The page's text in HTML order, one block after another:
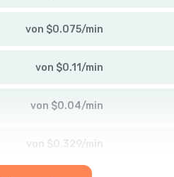
von $0.075/min
von $0.11/min
von $0.04/min
von $ 0.329 / min